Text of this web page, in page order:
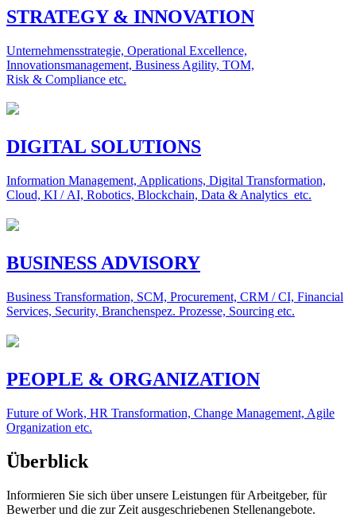
STRATEGY & INNOVATION
Unternehmensstrategie, Operational Excellence,
Innovationsmanagement, Business Agility, TOM,
Risk & Compliance etc.
DIGITAL SOLUTIONS
Information Management, Applications, Digital Transformation,
Cloud, KI / AI, Robotics, Blockchain, Data & Analytics etc.
BUSINESS ADVISORY
Business Transformation, SCM, Procurement, CRM / CI, Financial
Services, Security, Branchenspez. Prozesse, Sourcing etc.
PEOPLE & ORGANIZATION
Future of Work, HR Transformation, Change Management, Agile
Organization etc.
Überblick
Informieren Sie sich über unsere Leistungen für Arbeitgeber, für
Bewerber und die zur Zeit ausgeschriebenen Stellenangebote.